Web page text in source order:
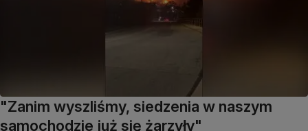
"Zanim wyszliśmy, siedzenia w naszym
samochodzie już się żarzyły"